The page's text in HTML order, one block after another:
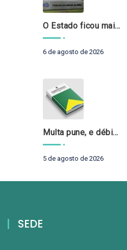
O Estado ficou mais complexo. O controle precisa acompanhar
6 de agosto de 2026
Multa pune, e débito recompõe. § 3º do art. 71 da Constituição: um problema de legística formal
5 de agosto de 2026
SEDE